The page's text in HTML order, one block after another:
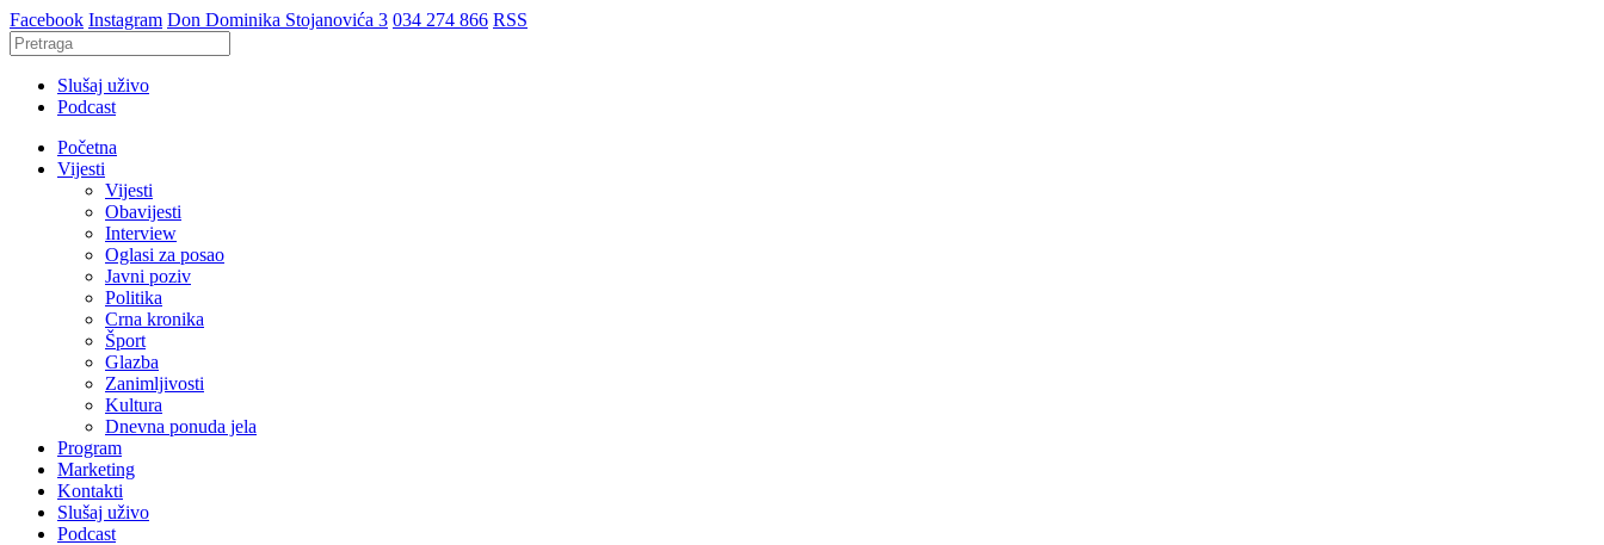
Facebook Instagram Don Dominika Stojanovića 3 034 274 866 RSS
Slušaj uživo
Podcast
Početna
Vijesti
Vijesti
Obavijesti
Interview
Oglasi za posao
Javni poziv
Politika
Crna kronika
Šport
Glazba
Zanimljivosti
Kultura
Dnevna ponuda jela
Program
Marketing
Kontakti
Slušaj uživo
Podcast